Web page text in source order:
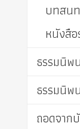
บทสน
หนังสื
ธรรมนิพ
ธรรมนิพ
ถอดจาก